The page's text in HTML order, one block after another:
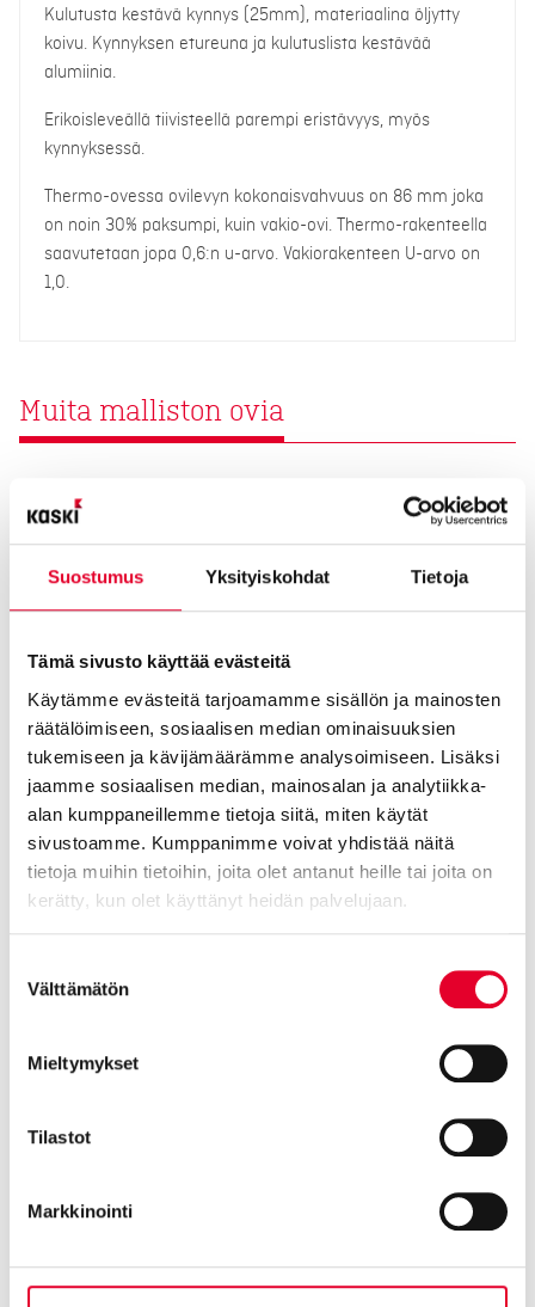
Suostumus Yksityiskohdat Tietoja
Tämä sivusto käyttää evästeitä
Käytämme evästeitä tarjoamamme sisällön ja mainosten
räätälöimiseen, sosiaalisen median ominaisuuksien
tukemiseen ja kävijämäärämme analysoimiseen. Lisäksi
jaamme sosiaalisen median, mainosalan ja analytiikka-
alan kumppaneillemme tietoja siitä, miten käytät
sivustoamme. Kumppanimme voivat yhdistää näitä
tietoja muihin tietoihin, joita olet antanut heille tai joita on
kerätty, kun olet käyttänyt heidän palvelujaan.
valinta
Välttämätön
Mieltymykset
Tilastot
Markkinointi
Kulutusta kestävä kynnys (25mm), materiaalina öljytty
koivu. Kynnyksen etureuna ja kulutuslista kestävää
alumiinia.
Erikoisleveällä tiivisteellä parempi eristävyys, myös
kynnyksessä.
Thermo-ovessa ovilevyn kokonaisvahvuus on 86 mm joka
on noin 30% paksumpi, kuin vakio-ovi. Thermo-rakenteella
saavutetaan jopa 0,6:n u-arvo. Vakiorakenteen U-arvo on
1,0.
Muita malliston ovia
Kaski Design
Ounas EI30
Kaski Design